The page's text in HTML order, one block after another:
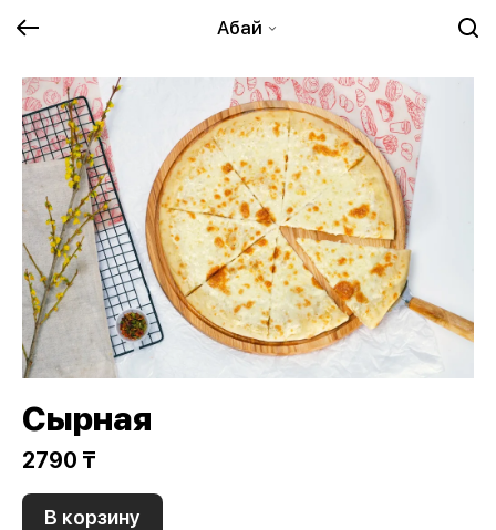
Абай
Сырная
2790 ₸
В корзину